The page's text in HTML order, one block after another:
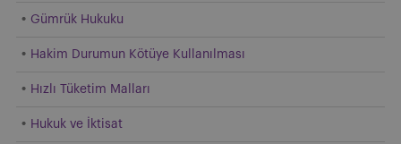
Gümrük Hukuku
Hakim Durumun Kötüye Kullanılması
Hızlı Tüketim Malları
Hukuk ve İktisat